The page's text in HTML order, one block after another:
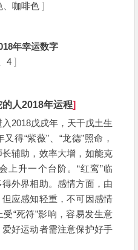
、咖啡色 ]
年幸运数字
4 ]
人2018年运程]
2018戊戌年，天干戊土生
得“紫薇”、“龙德”照命，
辅助，效率大增，如能克
上升一个台阶。“红鸾”临
外界相助。感情方面，由
应感知轻重，不可因感情
“死符”影响，容易发生意
好运动者需注意保护好手